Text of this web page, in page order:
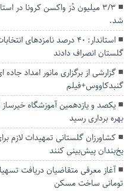
۳/۳ میلیون دُز واکسن کرونا در
شد.
استاندار: ۴۰ درصد نامزدهای
گلستان انصراف دادند
گزارشی از برگزاری مانور امداد جاده
گنبدکاووس+فیلم
یکصد و یازدهمین آموزشگاه
بهره برداری رسید
کشاورزان گلستانی تمهیدات لازم
یخ‌بندان پیش‌بینی کنند
تومانی ساخت مسکن